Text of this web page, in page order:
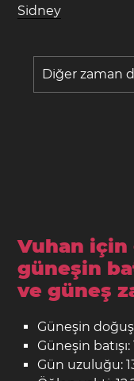
Sidney
Diğer zaman
Vuhan için
güneşin
ve güneş
Güneşin
Güneşin batışı:
Gün uzuluğu: